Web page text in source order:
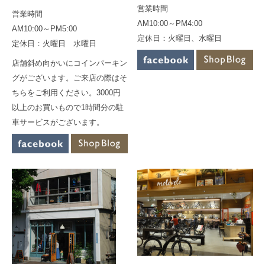
営業時間
AM10:00～PM5:00
定休日：火曜日 水曜日
店舗斜め向かいにコインパーキン
グがございます。ご来店の際はそ
ちらをご利用ください。3000円
以上のお買いもので1時間分の駐
車サービスがございます。
営業時間
AM10:00～PM4:00
定休日：火曜日、水曜日